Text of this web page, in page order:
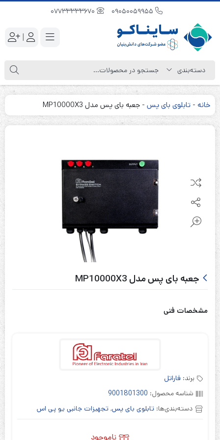
|
خانه - تابلوی بای پس - جعبه بای پس مدل MP10000X3
جعبه بای پس مدل MP10000X3
مشخصات فنی
برند: فاراتل
شناسه محصول: 9001801300
دسته‌بندی‌ها: تابلوی بای پس, تجهیزات جانبی یو پی اس
ناموجود